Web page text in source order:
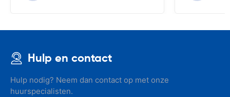
Hulp en contact
Hulp nodig? Neem dan contact op met onze
huurspecialisten.